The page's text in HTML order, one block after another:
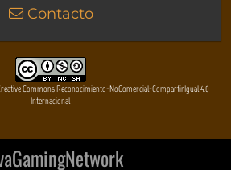
Contacto
Commons Reconocimiento-NoComercial-CompartirIgual 4.0
Internacional